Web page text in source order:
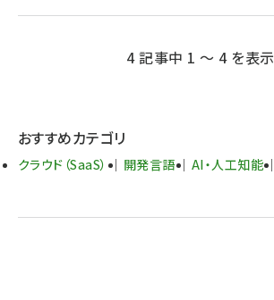
4 記事中 1 ～ 4 を表示
おすすめカテゴリ
クラウド（SaaS） 開発言語 AI・人工知能